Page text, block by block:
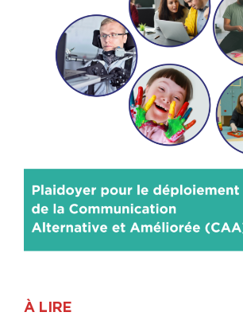
À LIRE